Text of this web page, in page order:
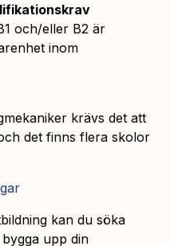
och/eller B2 är
inom
krävs det att
det finns flera skolor
kan du söka
upp din